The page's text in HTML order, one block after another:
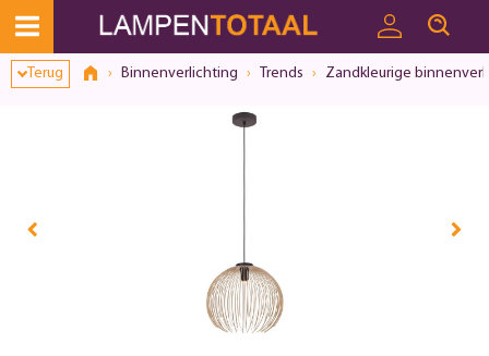
Terug Binnenverlichting Trends Zandkleurige